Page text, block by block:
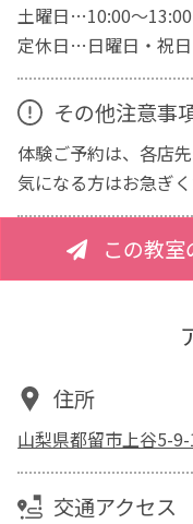
土曜日…10:00～13:00
定休日…日曜日・祝日
その他注意事
体験ご予約は、各店
気になる方はお急ぎく
この教
住所
山梨県都留市上谷5-
交通アクセス